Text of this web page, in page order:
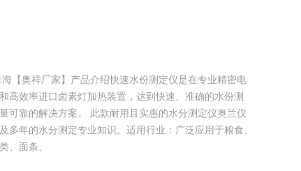
【奥祥厂家】产品介绍快速水份测定仪是在专业精密电
高效率进口卤素灯加热装置，达到快速、准确的水份测
可靠的解决方案。 此款耐用且实惠的水分测定仪奥兰仪
多年的水分测定专业知识。适用行业：广泛应用于粮食、
、面条、